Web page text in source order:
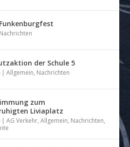
Nachrichten
der Schule 5
|Allgemein, Nachrichten
zum
Liviaplatz
|AG Verkehr,Allgemein, Nachrichten,